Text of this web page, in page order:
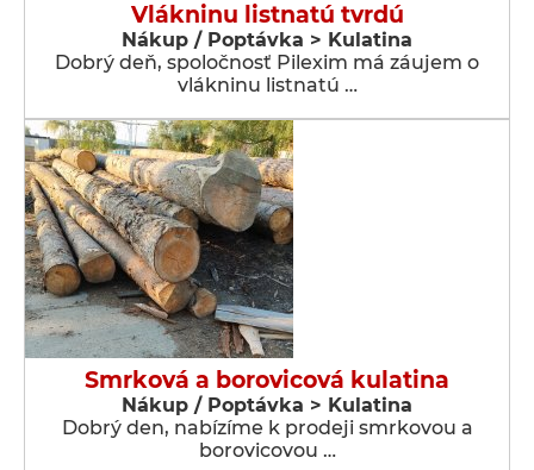
Vlákninu listnatú tvrdú
Nákup / Poptávka > Kulatina
Dobrý deň, spoločnosť Pilexim má záujem o
vlákninu listnatú …
Smrková a borovicová kulatina
Nákup / Poptávka > Kulatina
Dobrý den, nabízíme k prodeji smrkovou a
borovicovou …